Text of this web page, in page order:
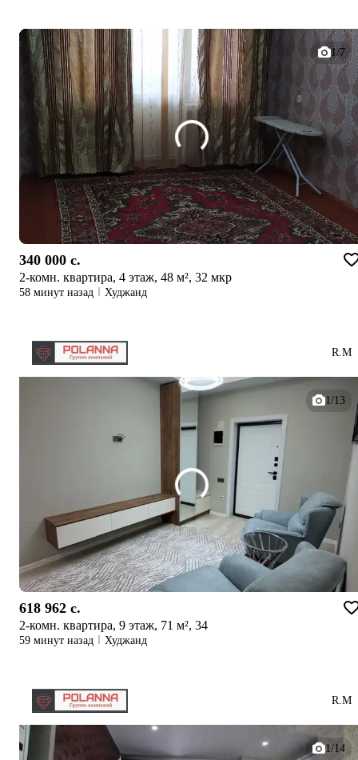
1/7
340 000 c.
2-комн. квартира, 4 этаж, 48 м², 32 мкр
58 минут назад Худжанд
R.М
1/13
618 962 c.
2-комн. квартира, 9 этаж, 71 м², 34
59 минут назад Худжанд
R.М
1/14